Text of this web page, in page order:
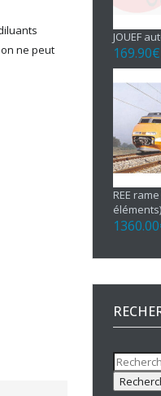
ne peut
JOUEF
169.90€
REE
éléments)
1360.00
pour :